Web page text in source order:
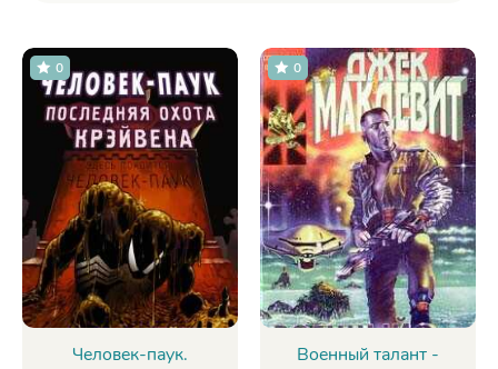
Человек-паук.
0
Военный талант -
0